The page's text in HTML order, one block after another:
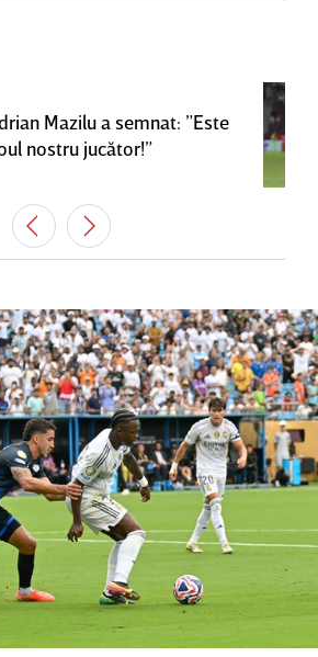
Mazilu a semnat: ”Este
nostru jucător!”